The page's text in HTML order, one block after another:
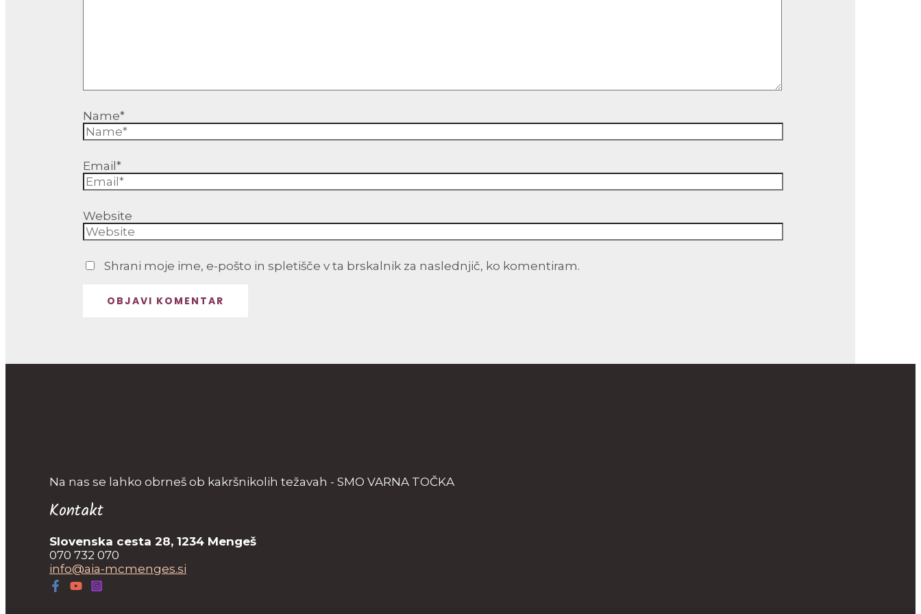
Name*
Email*
Website
Shrani moje ime, e-pošto in spletišče v ta brskalnik za naslednjič, ko komentiram.
Na nas se lahko obrneš ob kakršnikolih težavah - SMO VARNA TOČKA
Kontakt
Slovenska cesta 28, 1234 Mengeš
070 732 070
info@aia-mcmenges.si